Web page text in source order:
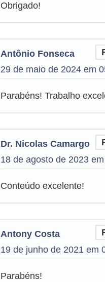
Obrigado!
Antônio Fonseca
29 de maio de 2024 em
Parabéns! Trabalho
Dr. Nicolas Camargo
18 de agosto de 2023
Conteúdo excelente!
Antony Costa
19 de junho de 2021 em
Parabéns!